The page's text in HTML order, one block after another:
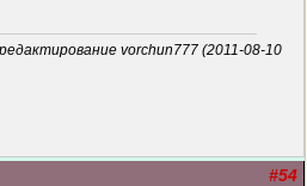
vorchun777 (2011-08-10
#54